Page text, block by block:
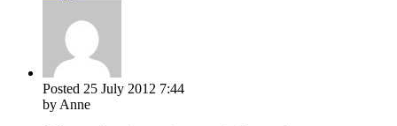
Posted 25 July 2012 7:44
by Anne